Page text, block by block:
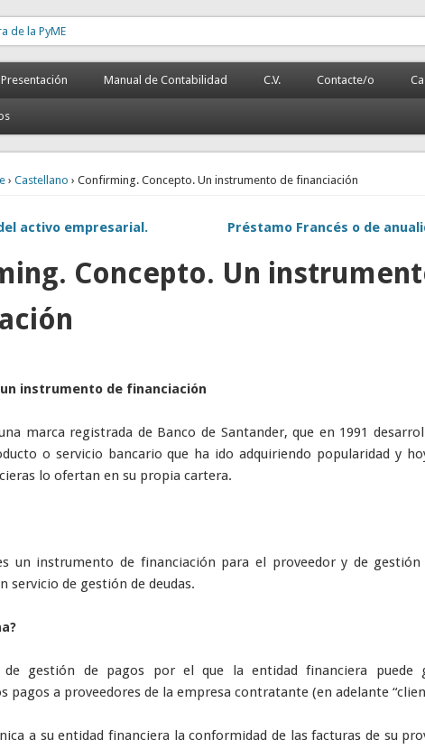
de la PyME
eficiente. Dirección financiera externalizada.
Presentación Manual de Contabilidad C.V. Contacte/o
› Castellano › Confirming. Concepto. Un instrumento de financiación
activo empresarial. Préstamo Francés o de
Concepto. Un
instrumento de financiación
marca registrada de Banco de Santander, que en 1991
o servicio bancario que ha ido adquiriendo popularidad y
lo ofertan en su propia cartera.
un instrumento de financiación para el proveedor y de
servicio de gestión de deudas.
de gestión de pagos por el que la entidad financiera puede
pagos a proveedores de la empresa contratante (en adelante
a su entidad financiera la conformidad de las facturas de su